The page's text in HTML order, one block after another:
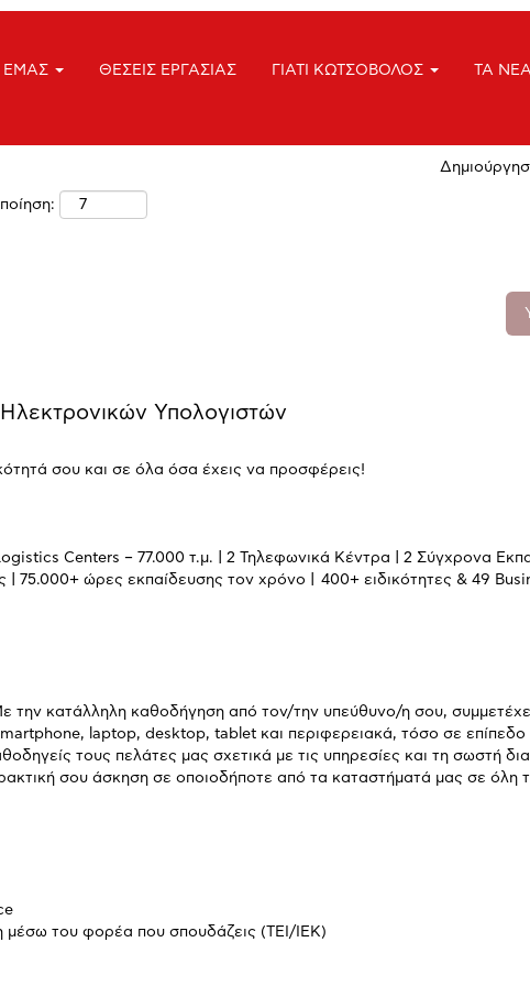
ΕΜΑΣ ΘΕΣΕΙΣ ΕΡΓΑΣΙΑΣ ΓΙΑΤΙ ΚΩΤΣΟΒΟΛΟΣ ΤΑ
Υπολογιστών
σου και σε όλα όσα έχεις να προσφέρεις!
Centers – 77.000 τ.μ. | 2 Τηλεφωνικά Κέντρα | 2 Σύγχρονα
75.000+ ώρες εκπαίδευσης τον χρόνο | 400+ ειδικότητες & 49
την κατάλληλη καθοδήγηση από τον/την υπεύθυνο/η σου,
laptop, desktop, tablet και περιφερειακά, τόσο σε επίπεδο
τους πελάτες μας σχετικά με τις υπηρεσίες και τη σωστή
σου άσκηση σε οποιοδήποτε από τα καταστήματά μας σε όλη
μέσω του φορέα που σπουδάζεις (ΤΕΙ/ΙΕΚ)